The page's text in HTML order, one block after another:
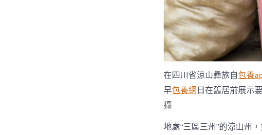
在四川省涼山彝族自包養
早包養網 日在舊居前展示
攝
地處“三區三州”的涼山州